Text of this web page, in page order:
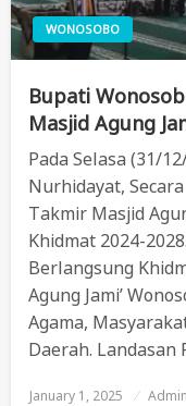
WONOSOBO
Bupati
Masjid Agung
Pada Selasa (31/
Nurhidayat,
Takmir Masjid
Khidmat 2024-
Berlangsung
Agung Jami’
Agama,
Daerah. Landasan
Posted
January 1, 2025 Admin